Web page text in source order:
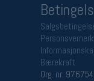
Bærekraft
Org. nr: